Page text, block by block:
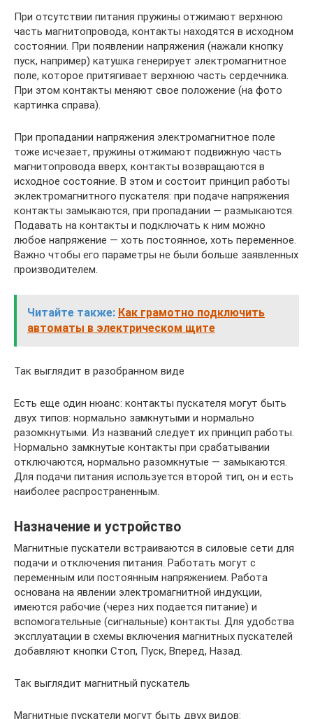
При отсутствии питания пружины отжимают верхнюю
часть магнитопровода, контакты находятся в исходном
состоянии. При появлении напряжения (нажали кнопку
пуск, например) катушка генерирует электромагнитное
поле, которое притягивает верхнюю часть сердечника.
При этом контакты меняют свое положение (на фото
картинка справа).
При пропадании напряжения электромагнитное поле
тоже исчезает, пружины отжимают подвижную часть
магнитопровода вверх, контакты возвращаются в
исходное состояние. В этом и состоит принцип работы
эклектромагнитного пускателя: при подаче напряжения
контакты замыкаются, при пропадании — размыкаются.
Подавать на контакты и подключать к ним можно
любое напряжение — хоть постоянное, хоть переменное.
Важно чтобы его параметры не были больше заявленных
производителем.
Читайте также: Как грамотно подключить
автоматы в электрическом щите
Так выглядит в разобранном виде
Есть еще один нюанс: контакты пускателя могут быть
двух типов: нормально замкнутыми и нормально
разомкнутыми. Из названий следует их принцип работы.
Нормально замкнутые контакты при срабатывании
отключаются, нормально разомкнутые — замыкаются.
Для подачи питания используется второй тип, он и есть
наиболее распространенным.
Назначение и устройство
Магнитные пускатели встраиваются в силовые сети для
подачи и отключения питания. Работать могут с
переменным или постоянным напряжением. Работа
основана на явлении электромагнитной индукции,
имеются рабочие (через них подается питание) и
вспомогательные (сигнальные) контакты. Для удобства
эксплуатации в схемы включения магнитных пускателей
добавляют кнопки Стоп, Пуск, Вперед, Назад.
Так выглядит магнитный пускатель
Магнитные пускатели могут быть двух видов: